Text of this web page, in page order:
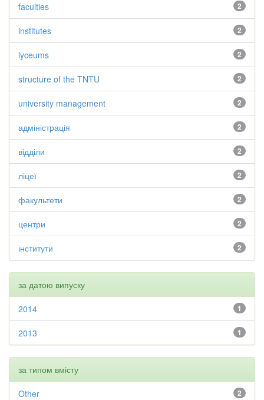
2
faculties
2
institutes
2
lyceums
2
structure of the TNTU
2
university management
2
адміністрація
2
відділи
2
ліцеї
2
факультети
2
центри
2
інститути
за датою випуску
1
2014
1
2013
за типом вмісту
2
Other